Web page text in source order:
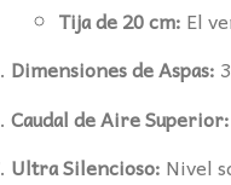
Tija de 20 cm: El
Dimensiones de Aspas:
Caudal de Aire Superior:
Ultra Silencioso: Nivel